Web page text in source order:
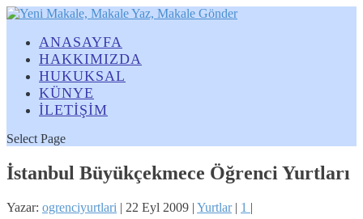
ANASAYFA
HAKKIMIZDA
HUKUKSAL
KÜNYE
İLETİŞİM
Select Page
İstanbul Büyükçekmece Öğrenci Yurtları
Yazar: ogrenciyurtlari | 22 Eyl 2009 | Yurtlar| 1 |